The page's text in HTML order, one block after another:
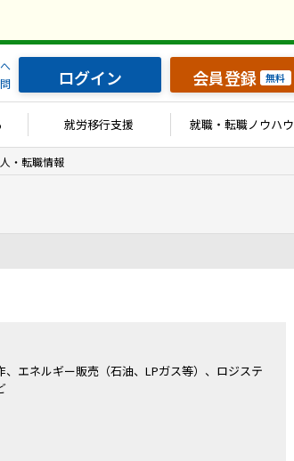
ログイン 会員登録 無料
就労移行支援 就職・転職ノウハウ
・転職情報
エネルギー販売（石油、LPガス等）、ロジステ